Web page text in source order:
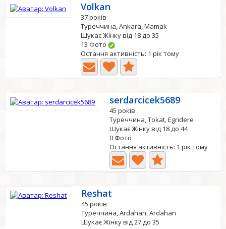
Volkan
37 років
Туреччина, Ankara, Mamak
Шукає Жінку від 18 до 35
13 Фото
Остання активність: 1 рік тому
serdarcicek5689
45 років
Туреччина, Tokat, Egridere
Шукає Жінку від 18 до 44
0 Фото
Остання активність: 1 рік тому
Reshat
45 років
Туреччина, Ardahan, Ardahan
Шукає Жінку від 27 до 35